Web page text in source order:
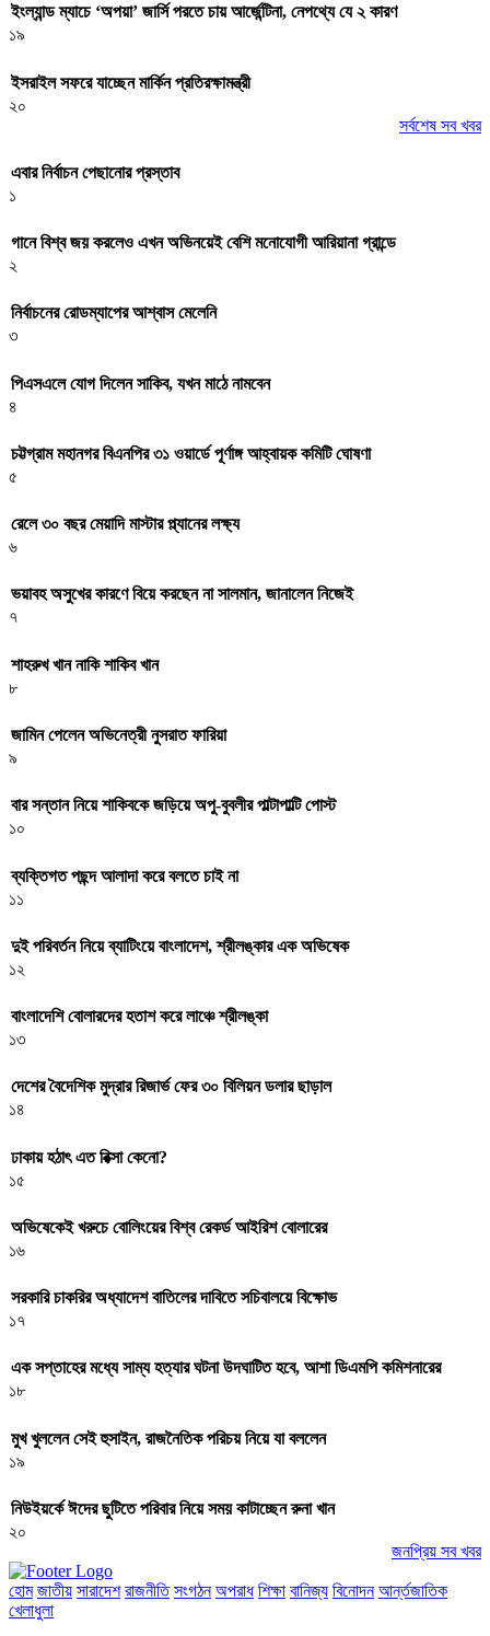
ইংল্যান্ড ম্যাচে ‘অপয়া’ জার্সি পরতে চায় আর্জেন্টিনা, নেপথ্যে যে ২ কারণ
১৯
ইসরাইল সফরে যাচ্ছেন মার্কিন প্রতিরক্ষামন্ত্রী
২০
সর্বশেষ সব খবর
এবার নির্বাচন পেছানোর প্রস্তাব
১
গানে বিশ্ব জয় করলেও এখন অভিনয়েই বেশি মনোযোগী আরিয়ানা গ্রান্ডে
২
নির্বাচনের রোডম্যাপের আশ্বাস মেলেনি
৩
পিএসএলে যোগ দিলেন সাকিব, যখন মাঠে নামবেন
৪
চট্টগ্রাম মহানগর বিএনপির ৩১ ওয়ার্ডে পূর্ণাঙ্গ আহ্বায়ক কমিটি ঘোষণা
৫
রেলে ৩০ বছর মেয়াদি মাস্টার প্ল্যানের লক্ষ্য
৬
ভয়াবহ অসুখের কারণে বিয়ে করছেন না সালমান, জানালেন নিজেই
৭
শাহরুখ খান নাকি শাকিব খান
৮
জামিন পেলেন অভিনেত্রী নুসরাত ফারিয়া
৯
বার সন্তান নিয়ে শাকিবকে জড়িয়ে অপু-বুবলীর পাল্টাপাল্টি পোস্ট
১০
ব্যক্তিগত পছন্দ আলাদা করে বলতে চাই না
১১
দুই পরিবর্তন নিয়ে ব্যাটিংয়ে বাংলাদেশ, শ্রীলঙ্কার এক অভিষেক
১২
বাংলাদেশি বোলারদের হতাশ করে লাঞ্চে শ্রীলঙ্কা
১৩
দেশের বৈদেশিক মুদ্রার রিজার্ভ ফের ৩০ বিলিয়ন ডলার ছাড়াল
১৪
ঢাকায় হঠাৎ এত রিক্সা কেনো?
১৫
অভিষেকেই খরুচে বোলিংয়ের বিশ্ব রেকর্ড আইরিশ বোলারের
১৬
সরকারি চাকরির অধ্যাদেশ বাতিলের দাবিতে সচিবালয়ে বিক্ষোভ
১৭
এক সপ্তাহের মধ্যে সাম্য হত্যার ঘটনা উদঘাটিত হবে, আশা ডিএমপি কমিশনারের
১৮
মুখ খুললেন সেই হুসাইন, রাজনৈতিক পরিচয় নিয়ে যা বললেন
১৯
নিউইয়র্কে ঈদের ছুটিতে পরিবার নিয়ে সময় কাটাচ্ছেন রুনা খান
২০
জনপ্রিয় সব খবর
হোম জাতীয় সারাদেশ রাজনীতি সংগঠন অপরাধ শিক্ষা বানিজ্য বিনোদন আর্ন্তজাতিক
খেলাধুলা